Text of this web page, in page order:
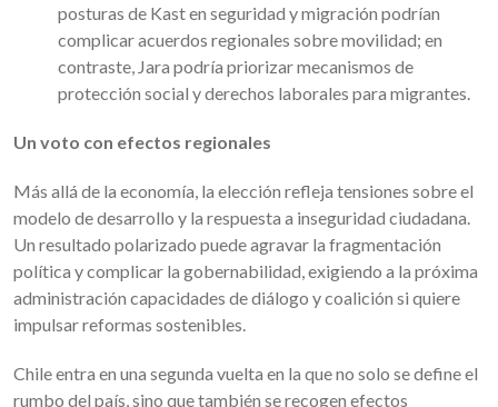
posturas de Kast en seguridad y migración podrían
complicar acuerdos regionales sobre movilidad; en
contraste, Jara podría priorizar mecanismos de
protección social y derechos laborales para migrantes.
Un voto con efectos regionales
Más allá de la economía, la elección refleja tensiones sobre el
modelo de desarrollo y la respuesta a inseguridad ciudadana.
Un resultado polarizado puede agravar la fragmentación
política y complicar la gobernabilidad, exigiendo a la próxima
administración capacidades de diálogo y coalición si quiere
impulsar reformas sostenibles.
Chile entra en una segunda vuelta en la que no solo se define el
rumbo del país, sino que también se recogen efectos